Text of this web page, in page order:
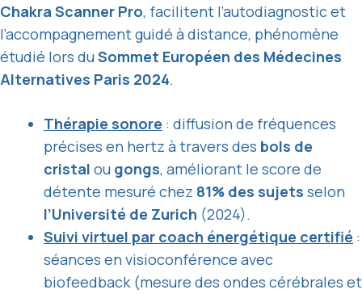
Chakra Scanner Pro, facilitent l’autodiagnostic et
l’accompagnement guidé à distance, phénomène
étudié lors duSommet Européen des Médecines
Alternatives Paris 2024.
Thérapie sonore : diffusion de fréquences
précises en hertz à travers des bols de
cristal ou gongs, améliorant le score de
détente mesuré chez 81% des sujets selon
l’Université de Zurich (2024).
Suivi virtuel par coach énergétique certifié :
séances en visioconférence avec
biofeedback (mesure des ondes cérébrales et